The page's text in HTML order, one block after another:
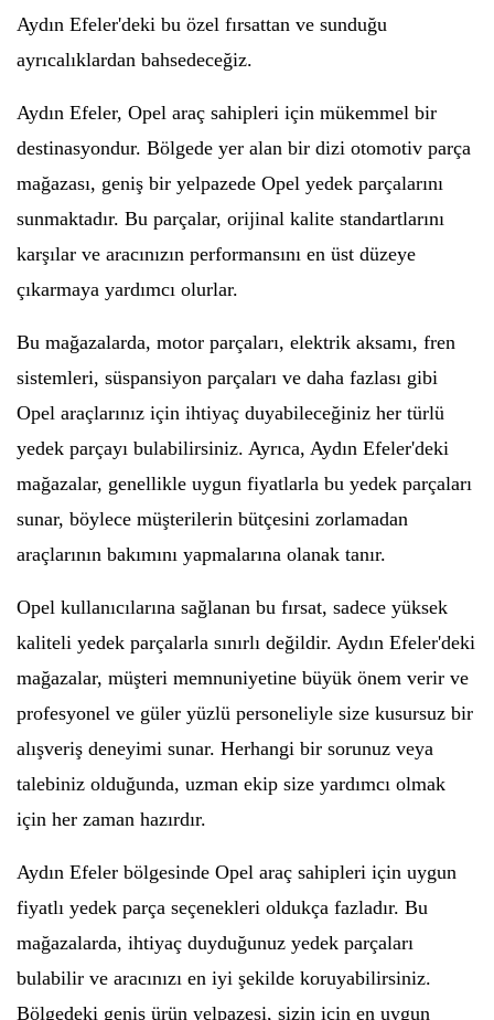
Aydın Efeler'deki bu özel fırsattan ve sunduğu
ayrıcalıklardan bahsedeceğiz.
Aydın Efeler, Opel araç sahipleri için mükemmel bir
destinasyondur. Bölgede yer alan bir dizi otomotiv parça
mağazası, geniş bir yelpazede Opel yedek parçalarını
sunmaktadır. Bu parçalar, orijinal kalite standartlarını
karşılar ve aracınızın performansını en üst düzeye
çıkarmaya yardımcı olurlar.
Bu mağazalarda, motor parçaları, elektrik aksamı, fren
sistemleri, süspansiyon parçaları ve daha fazlası gibi
Opel araçlarınız için ihtiyaç duyabileceğiniz her türlü
yedek parçayı bulabilirsiniz. Ayrıca, Aydın Efeler'deki
mağazalar, genellikle uygun fiyatlarla bu yedek parçaları
sunar, böylece müşterilerin bütçesini zorlamadan
araçlarının bakımını yapmalarına olanak tanır.
Opel kullanıcılarına sağlanan bu fırsat, sadece yüksek
kaliteli yedek parçalarla sınırlı değildir. Aydın Efeler'deki
mağazalar, müşteri memnuniyetine büyük önem verir ve
profesyonel ve güler yüzlü personeliyle size kusursuz bir
alışveriş deneyimi sunar. Herhangi bir sorunuz veya
talebiniz olduğunda, uzman ekip size yardımcı olmak
için her zaman hazırdır.
Aydın Efeler bölgesinde Opel araç sahipleri için uygun
fiyatlı yedek parça seçenekleri oldukça fazladır. Bu
mağazalarda, ihtiyaç duyduğunuz yedek parçaları
bulabilir ve aracınızı en iyi şekilde koruyabilirsiniz.
Bölgedeki geniş ürün yelpazesi, sizin için en uygun